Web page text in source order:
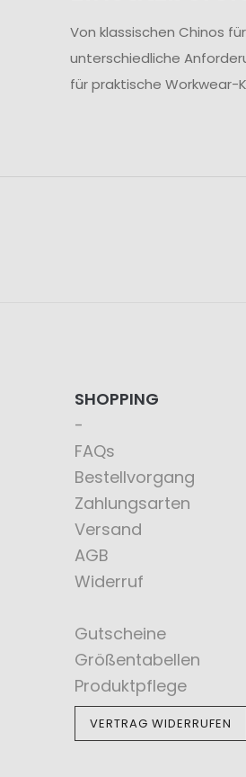
Von klassischen Chinos
unterschiedliche
für praktische
SHOPPING
FAQs
Bestellvorgang
Zahlungsarten
Versand
AGB
Widerruf
Gutscheine
Größentabellen
Produktpflege
VERTRAG WIDERRUFEN